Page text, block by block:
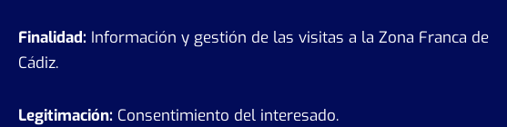
Finalidad: Información y gestión de las visitas a la Zona Franca de
Cádiz.
Legitimación: Consentimiento del interesado.